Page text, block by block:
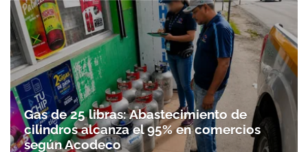
Gas de 25 libras: Abastecimiento de
cilindros alcanza el 95% en comercios
según Acodeco